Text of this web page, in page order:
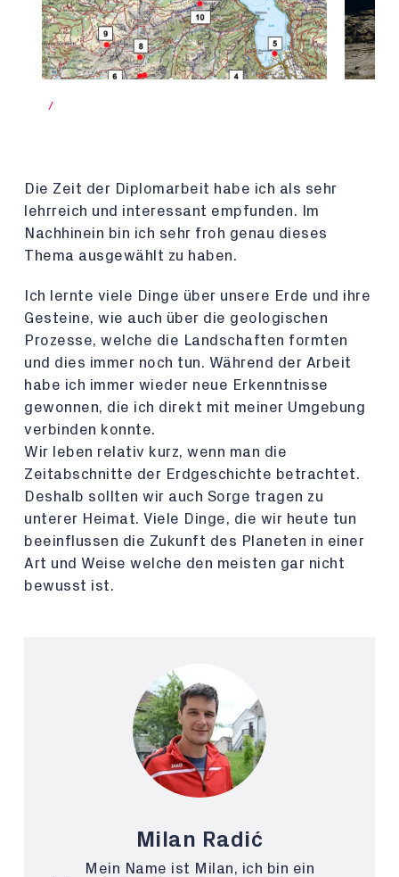
/
Die Zeit der Diplomarbeit habe ich als sehr
lehrreich und interessant empfunden. Im
Nachhinein bin ich sehr froh genau dieses
Thema ausgewählt zu haben.
Ich lernte viele Dinge über unsere Erde und ihre
Gesteine, wie auch über die geologischen
Prozesse, welche die Landschaften formten
und dies immer noch tun. Während der Arbeit
habe ich immer wieder neue Erkenntnisse
gewonnen, die ich direkt mit meiner Umgebung
verbinden konnte.
Wir leben relativ kurz, wenn man die
Zeitabschnitte der Erdgeschichte betrachtet.
Deshalb sollten wir auch Sorge tragen zu
unterer Heimat. Viele Dinge, die wir heute tun
beeinflussen die Zukunft des Planeten in einer
Art und Weise welche den meisten gar nicht
bewusst ist.
Milan Radić
Mein Name ist Milan, ich bin ein